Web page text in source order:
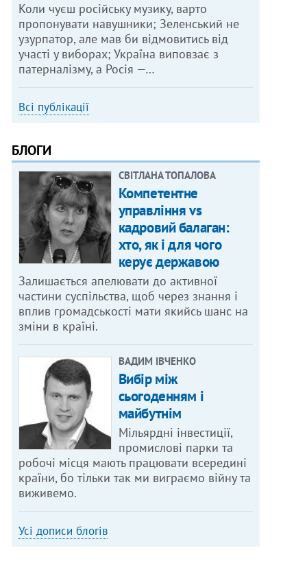
Коли чуєш російську музику, варто
пропонувати навушники; Зеленський не
узурпатор, але мав би відмовитись від
участі у виборах; Україна виповзає з
патерналізму, а Росія —…
Всі публікації
БЛОГИ
СВІТЛАНА ТОПАЛОВА
Компетентне
управління vs
кадровий балаган:
хто, як і для чого
керує державою
Залишається апелювати до активної
частини суспільства, щоб через знання і
вплив громадськості мати якийсь шанс на
зміни в країні.
ВАДИМ ІВЧЕНКО
Вибір між
сьогоденням і
майбутнім
Мільярдні інвестиції,
промислові парки та
робочі місця мають працювати всередині
країни, бо тільки так ми виграємо війну та
виживемо.
Усі дописи блогів